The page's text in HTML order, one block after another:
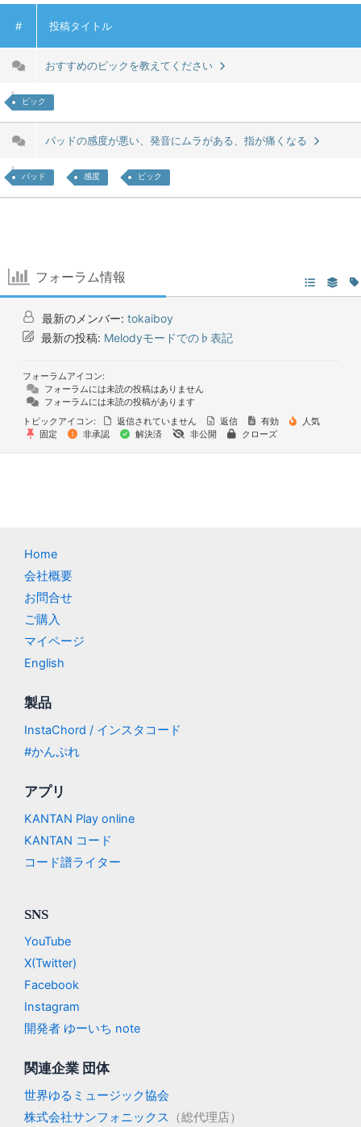
# 投稿タイトル
おすすめのピックを教えてください
ピック
パッドの感度が悪い、発音にムラがある、指が痛くなる
パッド 感度 ピック
フォーラム情報
最新のメンバー: tokaiboy
最新の投稿: Melodyモードでの♭表記
フォーラムアイコン:
フォーラムには未読の投稿はありません
フォーラムには未読の投稿があります
トピックアイコン:
返信されていません 返信 有効
人気
固定
非承認 解決済 非公開 クローズ
Home
会社概要
お問合せ
ご購入
マイページ
English
製品
InstaChord / インスタコード
#かんぷれ
アプリ
KANTAN Play online
KANTAN コード
コード譜ライター
SNS
YouTube
X(Twitter)
Facebook
Instagram
開発者 ゆーいち note
関連企業 団体
世界ゆるミュージック協会
株式会社サンフォニックス
（総代理店）